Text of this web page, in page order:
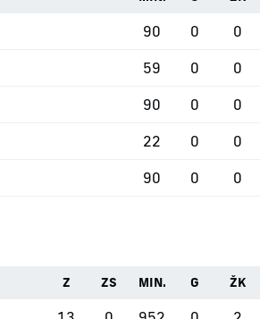
90 0 0
59 0 0
90 0 0
22 0 0
90 0 0
Z ZS MIN. G ŽK